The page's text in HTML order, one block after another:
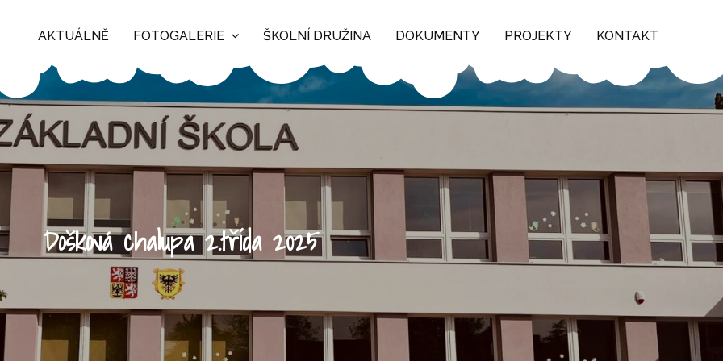
AKTUÁLNĚ FOTOGALERIE ŠKOLNÍ DRUŽINA DOKUMENTY PROJEKTY KONTAKT
Došková chalupa 2.třída 2025